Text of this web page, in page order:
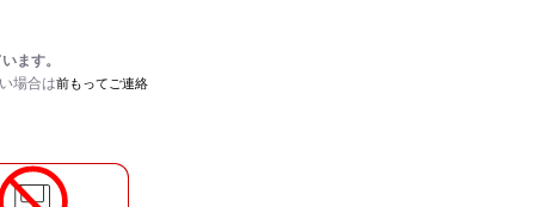
ます。
場合は前もってご連絡